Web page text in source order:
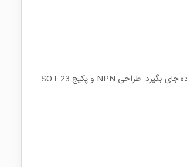
این ترانزیستور برای مدارهایی مناسب است که به یک سوئیچ یا تقویت‌کننده کوچک، کم‌مصرف و با فرکانس پاسخ‌دهی مناسب نیاز دارند و در عین حال باید روی PCB های فشرده جای بگیرد. طراحی NPN و پکیج SOT-23